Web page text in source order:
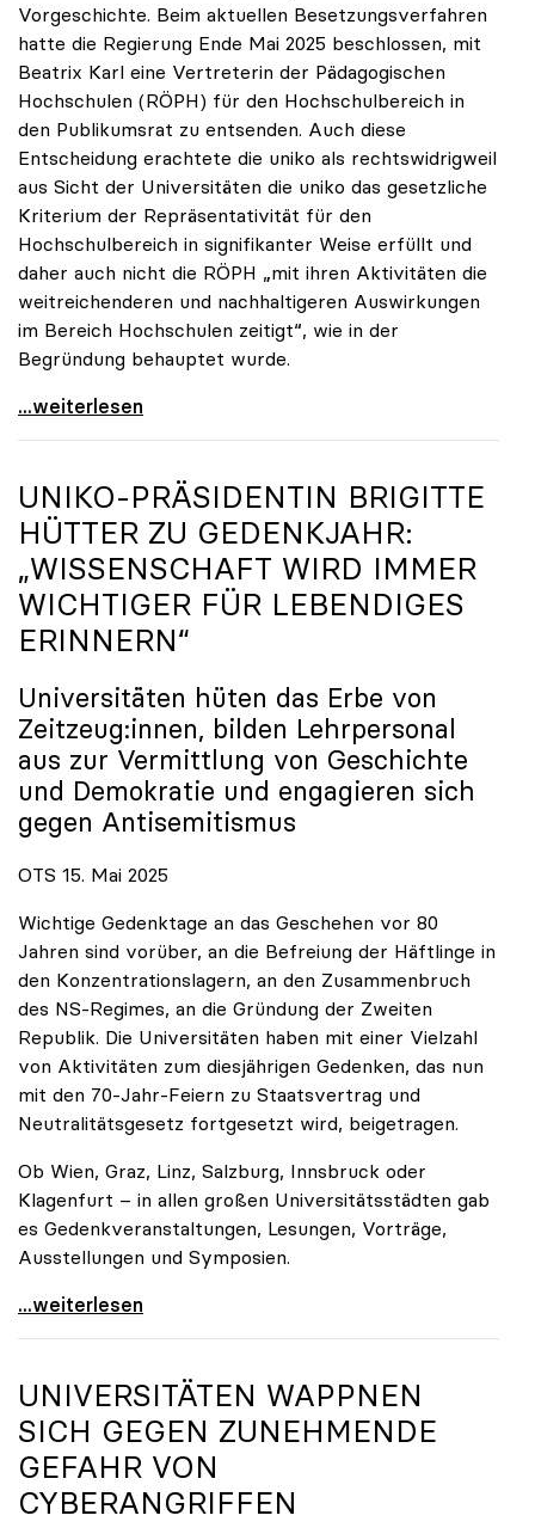
Vorgeschichte. Beim aktuellen Besetzungsverfahren
hatte die Regierung Ende Mai 2025 beschlossen, mit
Beatrix Karl eine Vertreterin der Pädagogischen
Hochschulen (RÖPH) für den Hochschulbereich in
den Publikumsrat zu entsenden. Auch diese
Entscheidung erachtete die uniko als rechtswidrigweil
aus Sicht der Universitäten die uniko das gesetzliche
Kriterium der Repräsentativität für den
Hochschulbereich in signifikanter Weise erfüllt und
daher auch nicht die RÖPH „mit ihren Aktivitäten die
weitreichenderen und nachhaltigeren Auswirkungen
im Bereich Hochschulen zeitigt“, wie in der
Begründung behauptet wurde.
ORF-Publikumsrat: Regierung entsendet nun doch
...weiterlesen
UNIKO-PRÄSIDENTIN BRIGITTE
HÜTTER ZU GEDENKJAHR:
„WISSENSCHAFT WIRD IMMER
WICHTIGER FÜR LEBENDIGES
ERINNERN“
Universitäten hüten das Erbe von
Zeitzeug:innen, bilden Lehrpersonal
aus zur Vermittlung von Geschichte
und Demokratie und engagieren sich
gegen Antisemitismus
OTS 15. Mai 2025
Wichtige Gedenktage an das Geschehen vor 80
Jahren sind vorüber, an die Befreiung der Häftlinge in
den Konzentrationslagern, an den Zusammenbruch
des NS-Regimes, an die Gründung der Zweiten
Republik. Die Universitäten haben mit einer Vielzahl
von Aktivitäten zum diesjährigen Gedenken, das nun
mit den 70-Jahr-Feiern zu Staatsvertrag und
Neutralitätsgesetz fortgesetzt wird, beigetragen.
Ob Wien, Graz, Linz, Salzburg, Innsbruck oder
Klagenfurt – in allen großen Universitätsstädten gab
es Gedenkveranstaltungen, Lesungen, Vorträge,
Ausstellungen und Symposien.
uniko-Präsidentin Brigitte Hütter zu Gedenkjahr:
...weiterlesen
UNIVERSITÄTEN WAPPNEN
SICH GEGEN ZUNEHMENDE
GEFAHR VON
CYBERANGRIFFEN